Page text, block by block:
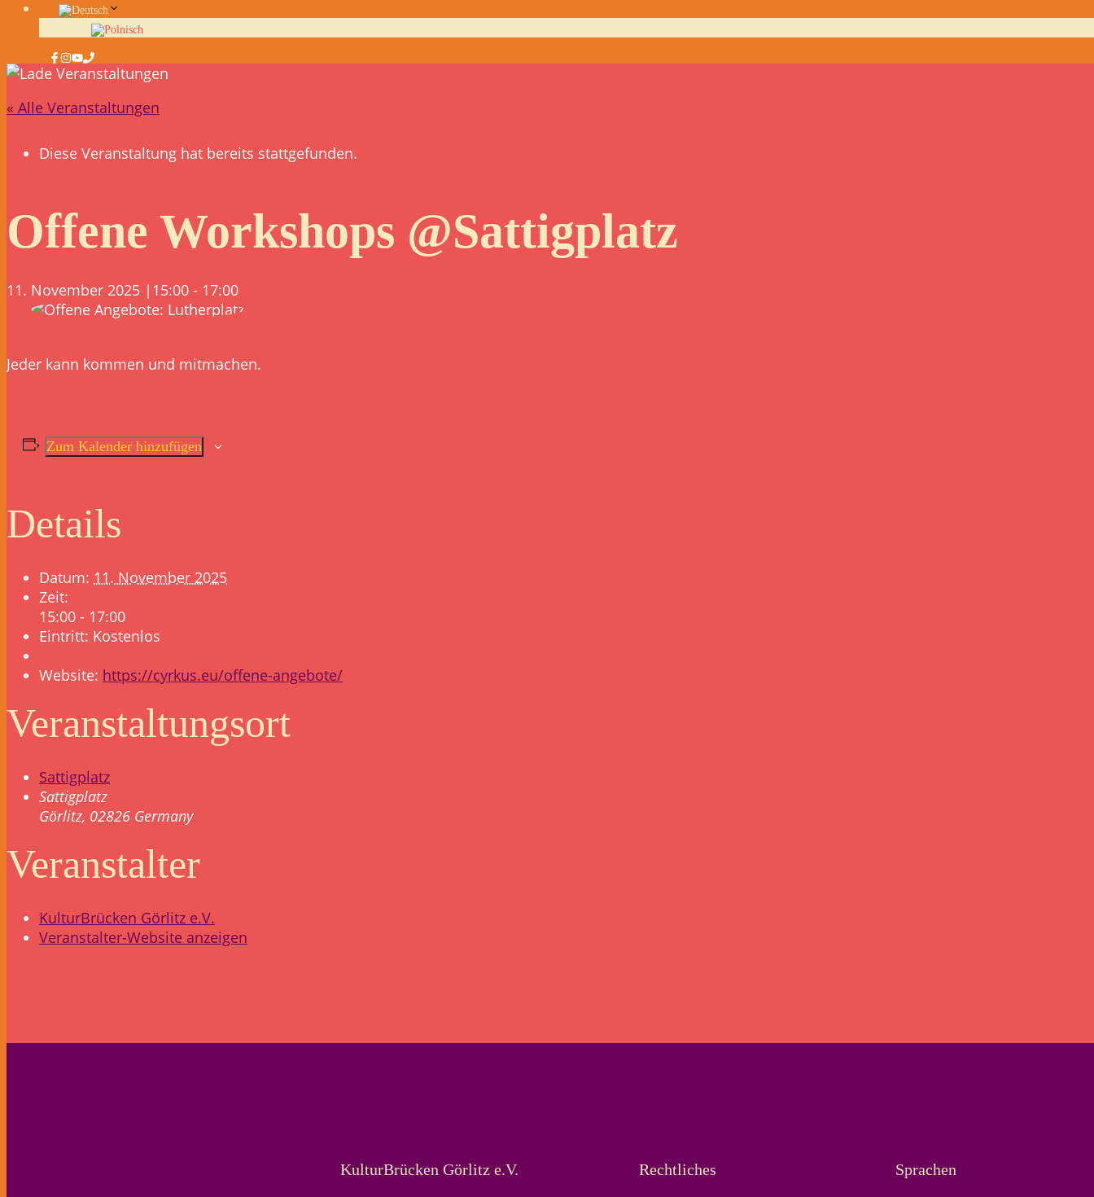
« Alle Veranstaltungen
Diese Veranstaltung hat bereits stattgefunden.
Offene Workshops @Sattigplatz
11. November 2025 |15:00 - 17:00
Jeder kann kommen und mitmachen.
Zum Kalender hinzufügen
Details
Datum: 11. November 2025
Zeit:
15:00 - 17:00
Eintritt: Kostenlos
Website: https://cyrkus.eu/offene-angebote/
Veranstaltungsort
Sattigplatz
Sattigplatz
Görlitz, 02826 Germany
Veranstalter
KulturBrücken Görlitz e.V.
Veranstalter-Website anzeigen
KulturBrücken Görlitz e.V. Rechtliches Sprachen